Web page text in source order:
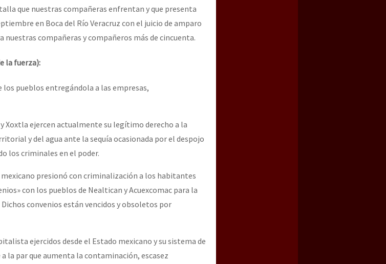
que nuestras compañeras enfrentan y que presenta
en Boca del Río Veracruz con el juicio de amparo
nuestras compañeras y compañeros más de cincuenta.
la fuerza):
pueblos entregándola a las empresas,
Xoxtla ejercen actualmente su legítimo derecho a la
y del agua ante la sequía ocasionada por el despojo
los criminales en el poder.
presionó con criminalización a los habitantes
con los pueblos de Nealtican y Acuexcomac para la
convenios están vencidos y obsoletos por
ejercidos desde el Estado mexicano y su sistema de
la par que aumenta la contaminación, escasez